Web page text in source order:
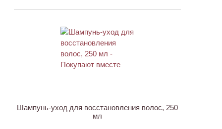
Шампунь-уход для восстановления волос, 250
мл